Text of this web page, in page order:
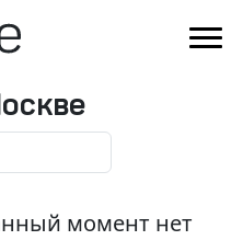
момент нет